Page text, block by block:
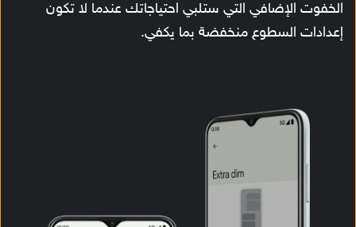
الخفوت الإضافي التي ستلبي احتياجاتك عندما لا تكون
إعدادات السطوع منخفضة بما يكفي.